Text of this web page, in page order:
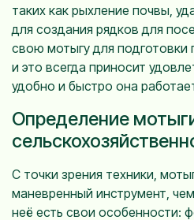
таких как рыхление почвы,
для создания рядков для
свою мотыгу для подготовки
и это всегда приносит
удобно и быстро она
Определение
С точки зрения техники,
маневренный инструмент,
неё есть свои особенности: